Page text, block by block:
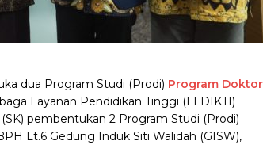
dua Program Studi (Prodi) Program Doktor
Layanan Pendidikan Tinggi (LLDIKTI)
pembentukan 2 Program Studi (Prodi)
Lt.6 Gedung Induk Siti Walidah (GISW),